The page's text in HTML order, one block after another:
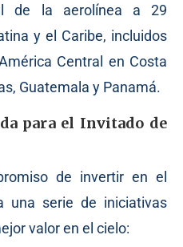
de la aerolínea a 29
y el Caribe, incluidos
Central en Costa
Guatemala y Panamá.
para el Invitado de
de invertir en el
una serie de iniciativas
valor en el cielo: